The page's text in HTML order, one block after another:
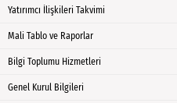
Yatırımcı İlişkileri Takvimi
Mali Tablo ve Raporlar
Bilgi Toplumu Hizmetleri
Genel Kurul Bilgileri